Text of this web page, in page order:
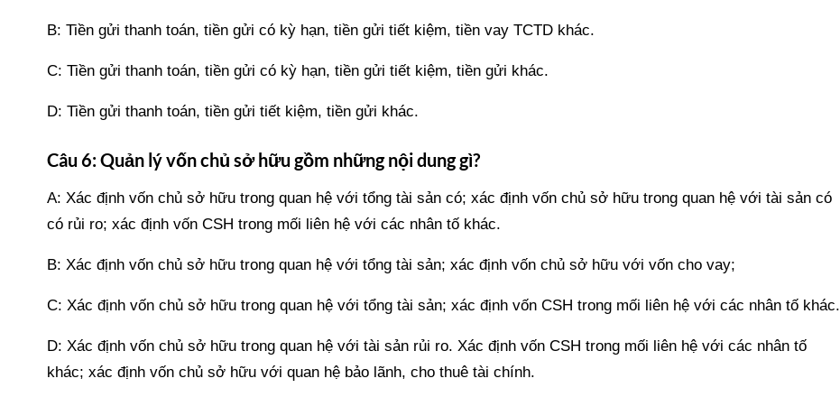
B: Tiền gửi thanh toán, tiền gửi có kỳ hạn, tiền gửi tiết kiệm, tiền vay TCTD khác.
C: Tiền gửi thanh toán, tiền gửi có kỳ hạn, tiền gửi tiết kiệm, tiền gửi khác.
D: Tiền gửi thanh toán, tiền gửi tiết kiệm, tiền gửi khác.
Câu 6: Quản lý vốn chủ sở hữu gồm những nội dung gì?
A: Xác định vốn chủ sở hữu trong quan hệ với tổng tài sản có; xác định vốn chủ sở hữu trong quan hệ với tài sản có
có rủi ro; xác định vốn CSH trong mối liên hệ với các nhân tố khác.
B: Xác định vốn chủ sở hữu trong quan hệ với tổng tài sản; xác định vốn chủ sở hữu với vốn cho vay;
C: Xác định vốn chủ sở hữu trong quan hệ với tổng tài sản; xác định vốn CSH trong mối liên hệ với các nhân tố khác.
D: Xác định vốn chủ sở hữu trong quan hệ với tài sản rủi ro. Xác định vốn CSH trong mối liên hệ với các nhân tố
khác; xác định vốn chủ sở hữu với quan hệ bảo lãnh, cho thuê tài chính.